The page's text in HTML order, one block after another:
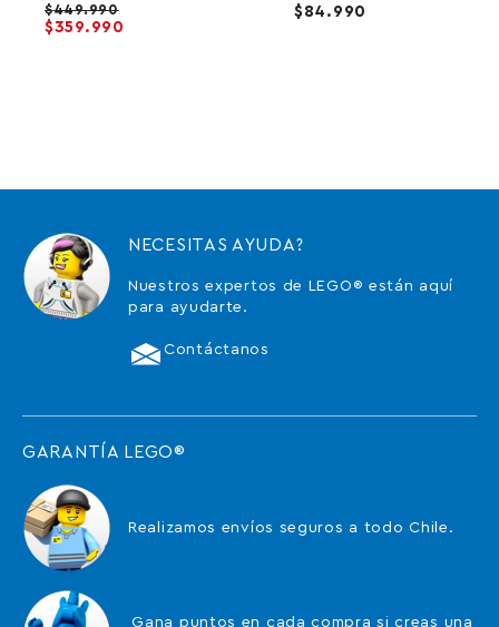
449.990
359.990
84.990
NECESITAS AYUDA?
Nuestros expertos de LEGO® están aquí
para ayudarte.
Contáctanos
GARANTÍA LEGO®
Realizamos envíos seguros a todo Chile.
Gana puntos en cada compra si creas una